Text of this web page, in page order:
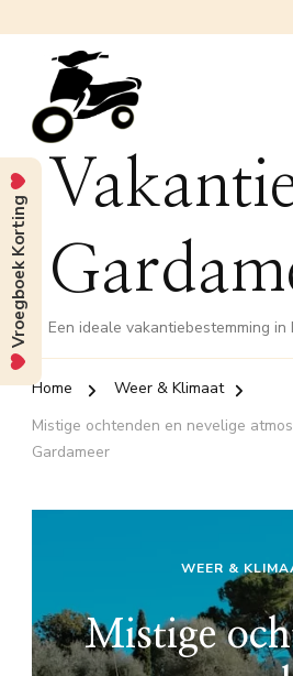
Een ideale vakantiebestemming in
Home
Weer & Klimaat
Mistige ochtenden en nevelige
Gardameer
WEER &
Mistige
Vroegboek Korting